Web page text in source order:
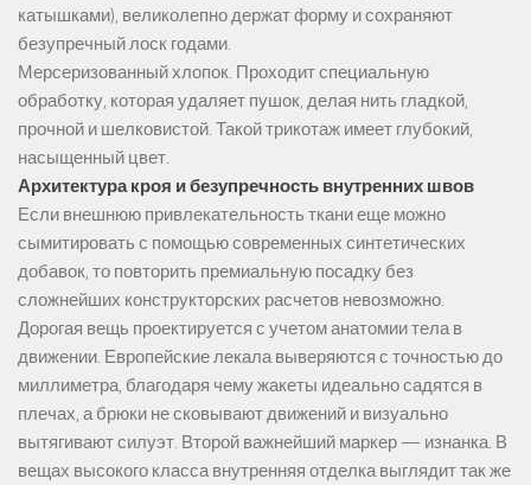
катышками), великолепно держат форму и сохраняют
безупречный лоск годами.
Мерсеризованный хлопок. Проходит специальную
обработку, которая удаляет пушок, делая нить гладкой,
прочной и шелковистой. Такой трикотаж имеет глубокий,
насыщенный цвет.
Архитектура кроя и безупречность внутренних швов
Если внешнюю привлекательность ткани еще можно
сымитировать с помощью современных синтетических
добавок, то повторить премиальную посадку без
сложнейших конструкторских расчетов невозможно.
Дорогая вещь проектируется с учетом анатомии тела в
движении. Европейские лекала выверяются с точностью до
миллиметра, благодаря чему жакеты идеально садятся в
плечах, а брюки не сковывают движений и визуально
вытягивают силуэт. Второй важнейший маркер — изнанка. В
вещах высокого класса внутренняя отделка выглядит так же